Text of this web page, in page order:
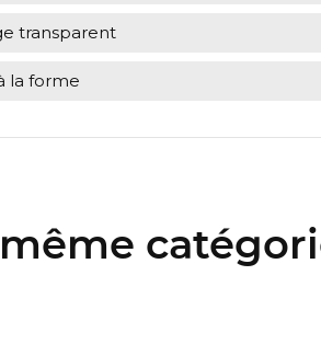
transparent
la forme